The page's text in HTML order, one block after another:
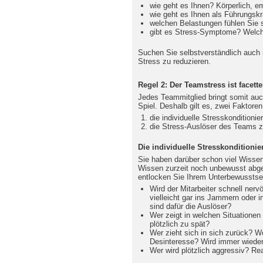
wie geht es Ihnen? Körperlich,
wie geht es Ihnen als
welchen Belastungen fühlen Sie
gibt es Stress-Symptome?
Suchen Sie selbstverständlich
Stress zu reduzieren.
Regel 2: Der Teamstress ist
Jedes Teammitglied bringt somit
Spiel. Deshalb gilt es, zwei
die individuelle
die Stress-Auslöser des Teams
Die individuelle
Sie haben darüber schon viel
Wissen zurzeit noch unbewusst
entlocken Sie Ihrem
Wird der Mitarbeiter schnell
vielleicht gar ins Jammern oder
sind dafür die Auslöser?
Wer zeigt in welchen
plötzlich zu spät?
Wer zieht sich in sich zurück?
Desinteresse? Wird immer
Wer wird plötzlich aggressiv?